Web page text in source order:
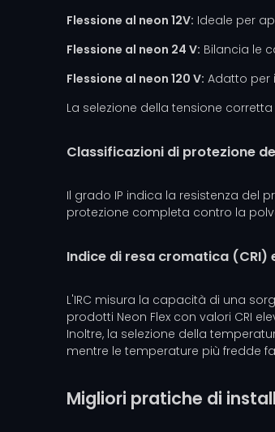
Flessione al neon 12V: Ideale per
Flessione al neon 24 V: Bilancia le
Flessione al neon 120 V: Adatto per
La selezione della tensione
Classificazioni di protezione
Il grado IP indica la resistenza del
protezione completa contro la
Indice di resa cromatica
L'IRC misura la capacità di una
prodotti Neon Flex con valori CRI
Inoltre, la selezione della
mentre le temperature più fredde
Migliori pratiche di